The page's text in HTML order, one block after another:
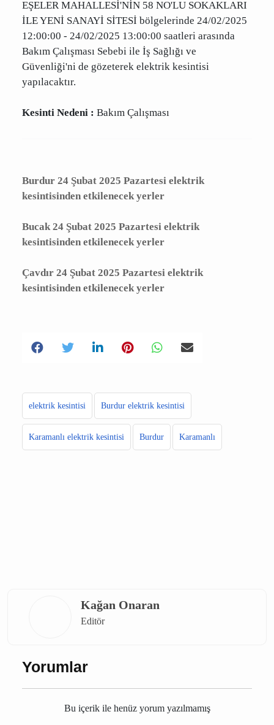
Planlı Kesintiden Etkilenen Cadde / Sokak :
EŞELER MAHALLESİ'NİN 58 NO'LU SOKAKLARI
İLE YENİ SANAYİ SİTESİ bölgelerinde
24/02/2025 12:00:00 - 24/02/2025 13:00:00
saatleri arasında Bakım Çalışması Sebebi ile İş
kesintisi yapılacaktır.
kesintisinden etkilenecek yerler
kesintisinden etkilenecek yerler
elektrik kesintisi Burdur elektrik kesintisi
Yorumlar